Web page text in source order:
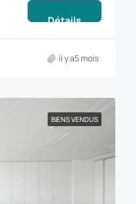
Détails
il y a5 mois
BIENS VENDUS